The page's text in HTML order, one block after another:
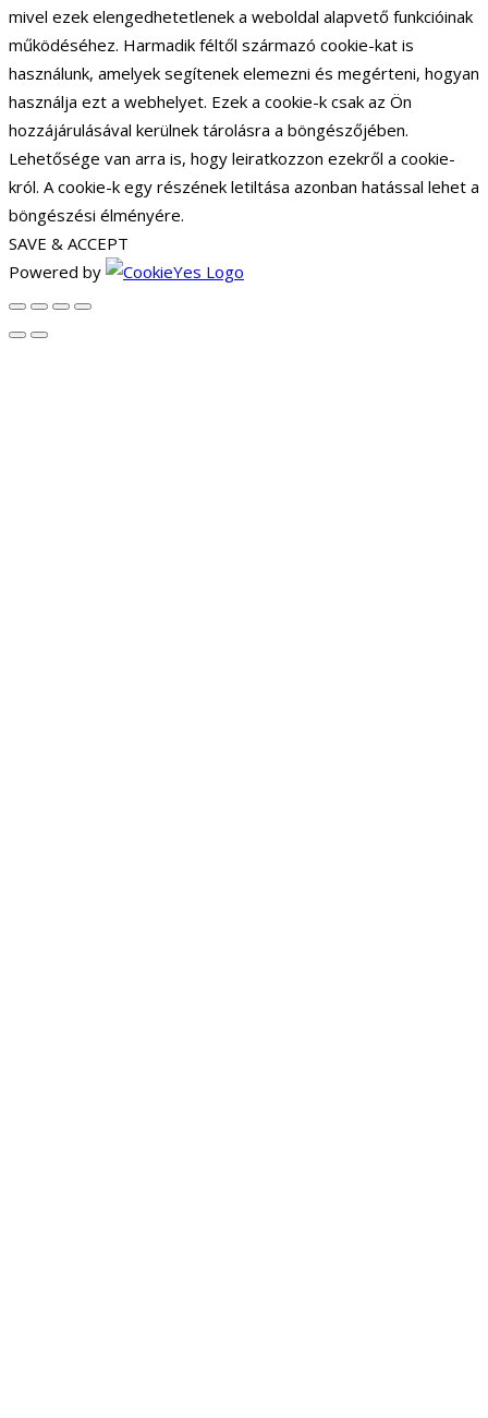
mivel ezek elengedhetetlenek a weboldal alapvető funkcióinak
működéséhez. Harmadik féltől származó cookie-kat is
használunk, amelyek segítenek elemezni és megérteni, hogyan
használja ezt a webhelyet. Ezek a cookie-k csak az Ön
hozzájárulásával kerülnek tárolásra a böngészőjében.
Lehetősége van arra is, hogy leiratkozzon ezekről a cookie-
król. A cookie-k egy részének letiltása azonban hatással lehet a
böngészési élményére.
SAVE & ACCEPT
Powered by